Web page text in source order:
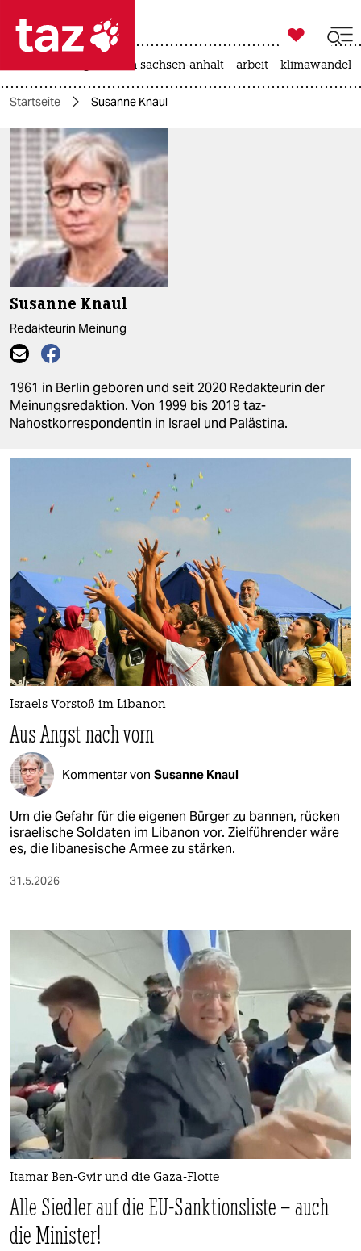
 taz zahl ich
taz zahl ich
themen
politik
öko
gesellschaft
kultur
sport
berlin
nord
wahrheit
shop
fragen & hilfe
unterstützen
abo
genossenschaft
epaper login

taz zahl ich
landtagswahl in sachsen-anhalt arbeit klimawandel
Startseite Susanne Knaul
Susanne Knaul
Redakteurin Meinung
1961 in Berlin geboren und seit 2020 Redakteurin der
Meinungsredaktion. Von 1999 bis 2019 taz-
Nahostkorrespondentin in Israel und Palästina.
Israels Vorstoß im Libanon
Aus Angst nach vorn
Kommentar von Susanne Knaul
Um die Gefahr für die eigenen Bürger zu bannen, rücken
israelische Soldaten im Libanon vor. Zielführender wäre
es, die libanesische Armee zu stärken.
31.5.2026
Itamar Ben-Gvir und die Gaza-Flotte
Alle Siedler auf die EU-Sanktionsliste – auch
die Minister!